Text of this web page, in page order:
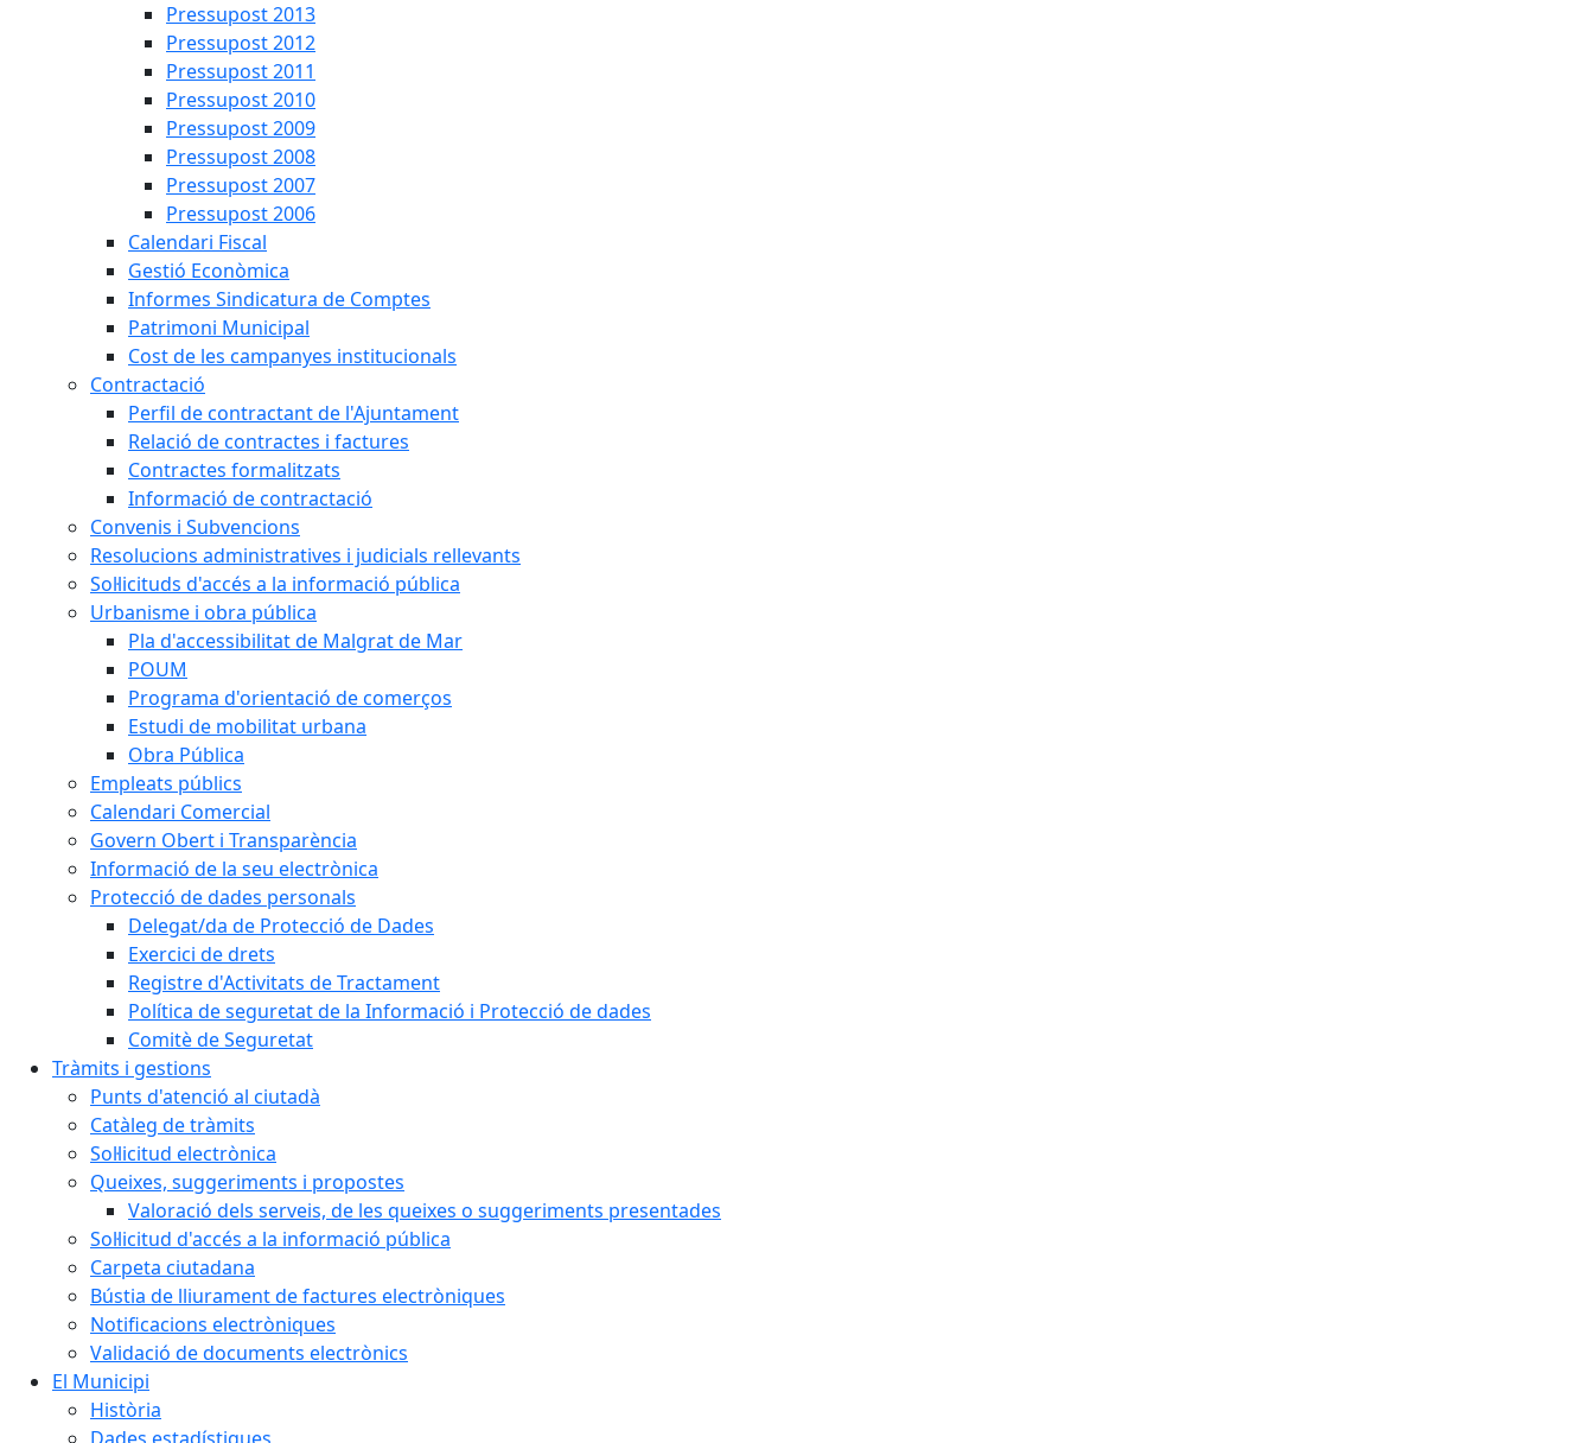
Pressupost 2013
Pressupost 2012
Pressupost 2011
Pressupost 2010
Pressupost 2009
Pressupost 2008
Pressupost 2007
Pressupost 2006
Calendari Fiscal
Gestió Econòmica
Informes Sindicatura de Comptes
Patrimoni Municipal
Cost de les campanyes institucionals
Contractació
Perfil de contractant de l'Ajuntament
Relació de contractes i factures
Contractes formalitzats
Informació de contractació
Convenis i Subvencions
Resolucions administratives i judicials rellevants
Sol·licituds d'accés a la informació pública
Urbanisme i obra pública
Pla d'accessibilitat de Malgrat de Mar
POUM
Programa d'orientació de comerços
Estudi de mobilitat urbana
Obra Pública
Empleats públics
Calendari Comercial
Govern Obert i Transparència
Informació de la seu electrònica
Protecció de dades personals
Delegat/da de Protecció de Dades
Exercici de drets
Registre d'Activitats de Tractament
Política de seguretat de la Informació i Protecció de dades
Comitè de Seguretat
Tràmits i gestions
Punts d'atenció al ciutadà
Catàleg de tràmits
Sol·licitud electrònica
Queixes, suggeriments i propostes
Valoració dels serveis, de les queixes o suggeriments presentades
Sol·licitud d'accés a la informació pública
Carpeta ciutadana
Bústia de lliurament de factures electròniques
Notificacions electròniques
Validació de documents electrònics
El Municipi
Història